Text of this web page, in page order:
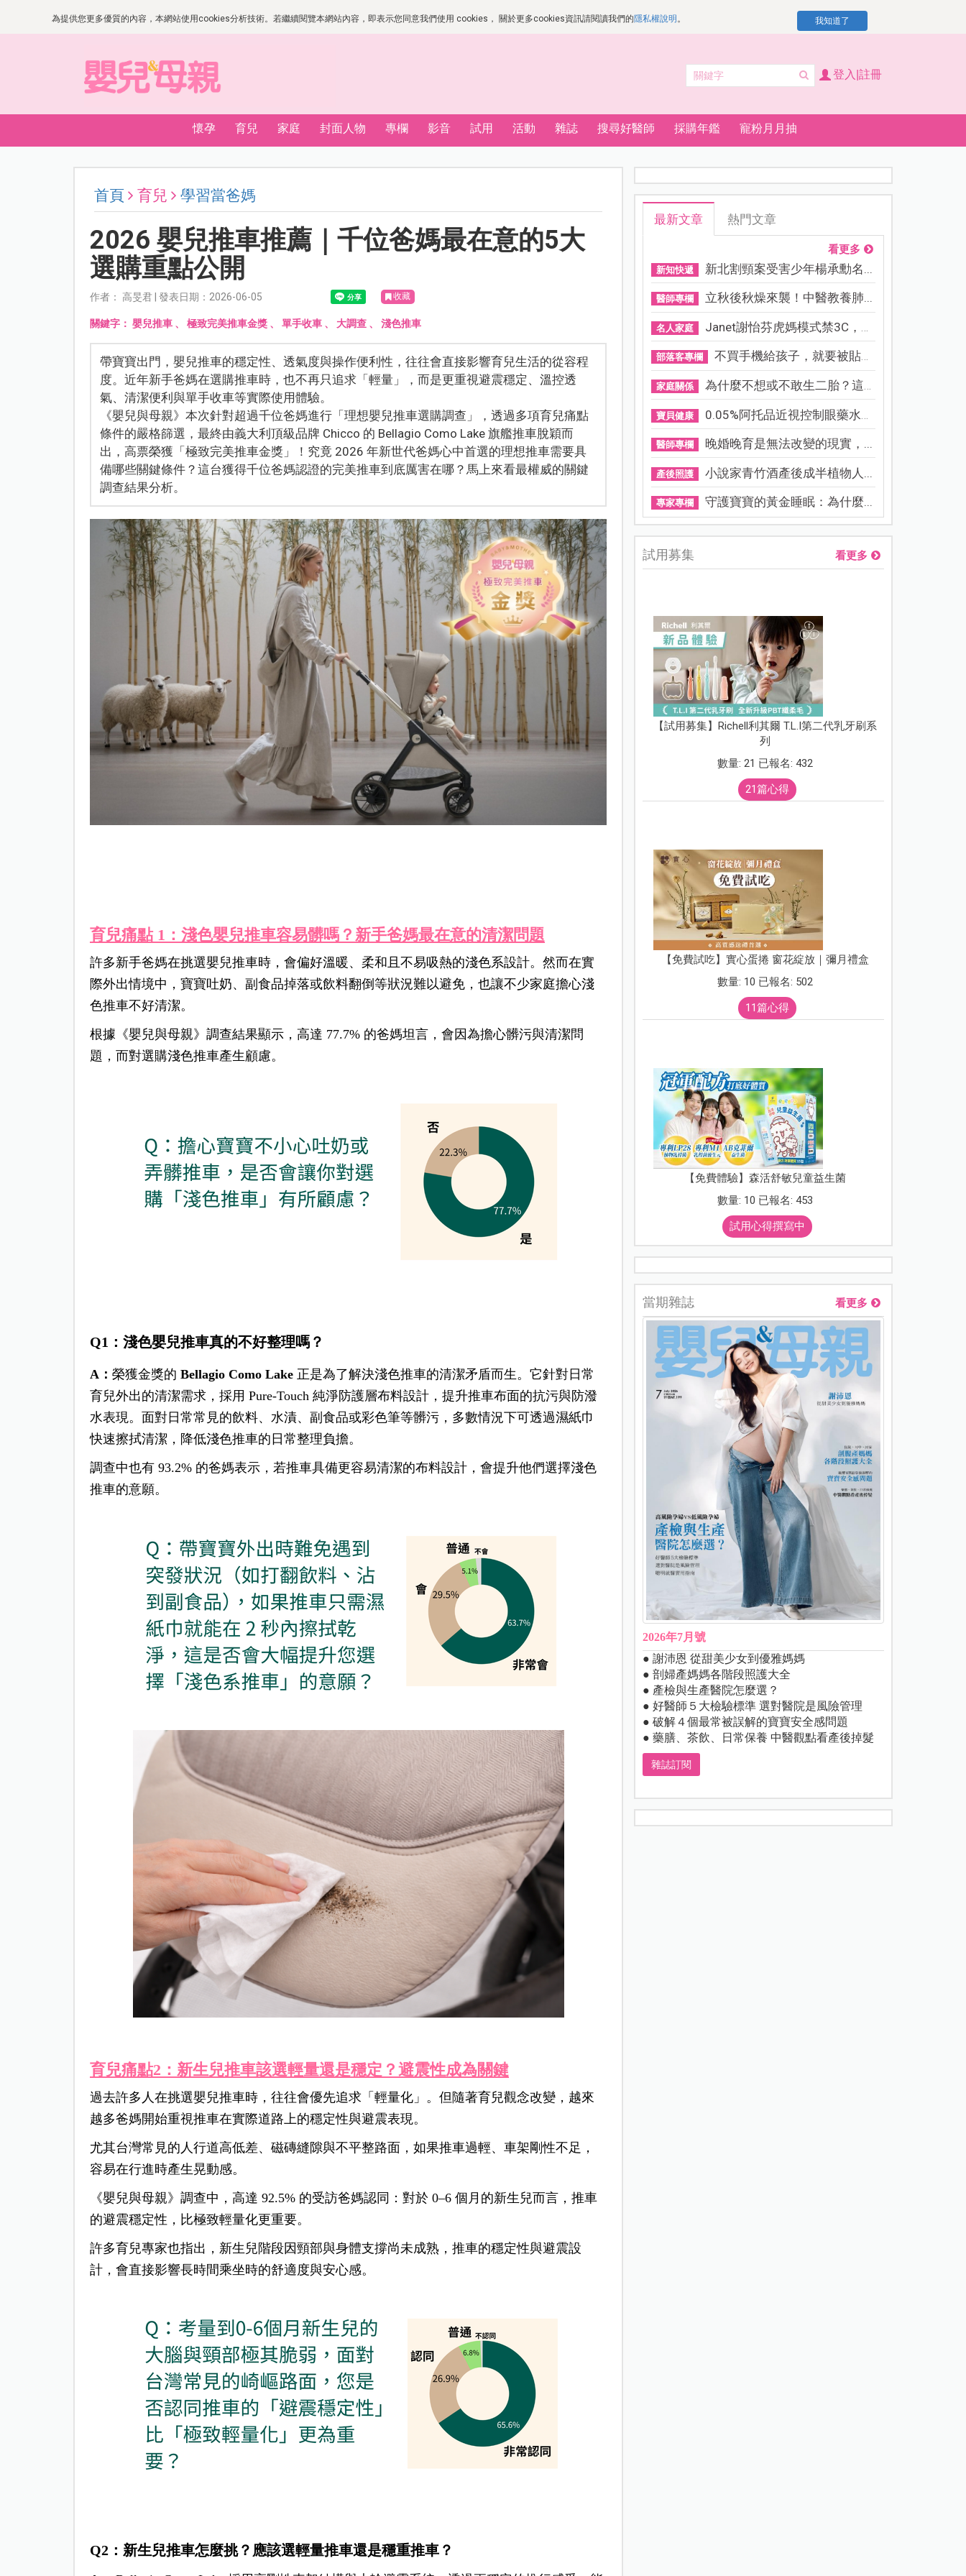
為提供您更多優質的內容，本網站使用cookies分析技術。若繼續閱覽本網站內容，即表示您同意我們使用 cookies， 關於更多cookies資訊請閱讀我們的隱私權說明 。 我知道了
登入|註冊
懷孕 育兒 家庭 封面人物 專欄 影音 試用 活動 雜誌 搜尋好醫師 採購年鑑 寵粉月月抽
首頁 育兒 學習當爸媽
2026 嬰兒推車推薦｜千位爸媽最在意的5大
選購重點公開
作者： 高旻君 | 發表日期：2026-06-05 收藏
關鍵字： 嬰兒推車、 極致完美推車金獎、 單手收車、 大調查、 淺色推車
帶寶寶出門，嬰兒推車的穩定性、透氣度與操作便利性，往往會直接影響育兒生活的從容程
度。近年新手爸媽在選購推車時，也不再只追求「輕量」，而是更重視避震穩定、溫控透
氣、清潔便利與單手收車等實際使用體驗。
《嬰兒與母親》本次針對超過千位爸媽進行「理想嬰兒推車選購調查」，透過多項育兒痛點
條件的嚴格篩選，最終由義大利頂級品牌 Chicco 的 Bellagio Como Lake 旗艦推車脫穎而
出，高票榮獲「極致完美推車金獎」！究竟 2026 年新世代爸媽心中首選的理想推車需要具
備哪些關鍵條件？這台獲得千位爸媽認證的完美推車到底厲害在哪？馬上來看最權威的關鍵
調查結果分析。
育兒痛點 1：淺色嬰兒推車容易髒嗎？新手爸媽最在意的清潔問題
許多新手爸媽在挑選嬰兒推車時，會偏好溫暖、柔和且不易吸熱的淺色系設計。然而在實
際外出情境中，寶寶吐奶、副食品掉落或飲料翻倒等狀況難以避免，也讓不少家庭擔心淺
色推車不好清潔。
根據《嬰兒與母親》調查結果顯示，高達 77.7% 的爸媽坦言，會因為擔心髒污與清潔問
題，而對選購淺色推車產生顧慮。
Q1 ：淺色嬰兒推車真的不好整理嗎？
A： 榮獲金獎的 Bellagio Como Lake正是為了解決淺色推車的清潔矛盾而生。它針對日常
育兒外出的清潔需求，採用 Pure-Touch 純淨防護層布料設計，提升推車布面的抗污與防潑
水表現。面對日常常見的飲料、水漬、副食品或彩色筆等髒污，多數情況下可透過濕紙巾
快速擦拭清潔，降低淺色推車的日常整理負擔。
調查中也有 93.2% 的爸媽表示，若推車具備更容易清潔的布料設計，會提升他們選擇淺色
推車的意願。
育兒痛點2：新生兒推車該選輕量還是穩定？避震性成為關鍵
過去許多人在挑選嬰兒推車時，往往會優先追求「輕量化」。但隨著育兒觀念改變，越來
越多爸媽開始重視推車在實際道路上的穩定性與避震表現。
尤其台灣常見的人行道高低差、磁磚縫隙與不平整路面，如果推車過輕、車架剛性不足，
容易在行進時產生晃動感。
《嬰兒與母親》調查中，高達 92.5% 的受訪爸媽認同：對於 0–6 個月的新生兒而言，推車
的避震穩定性，比極致輕量化更重要。
許多育兒專家也指出，新生兒階段因頸部與身體支撐尚未成熟，推車的穩定性與避震設
計，會直接影響長時間乘坐時的舒適度與安心感。
Q2：新生兒推車怎麼挑？應該選輕量推車還是穩重推車？
最新文章 熱門文章
看更多
新知快遞 新北割頸案受害少年楊承勳名...
醫師專欄 立秋後秋燥來襲！中醫教養肺...
名人家庭 Janet謝怡芬虎媽模式禁3C，看...
部落客專欄 不買手機給孩子，就要被貼「...
家庭關係 為什麼不想或不敢生二胎？這8...
寶貝健康 0.05%阿托品近視控制眼藥水納...
醫師專欄 晚婚晚育是無法改變的現實，...
產後照護 小說家青竹酒產後成半植物人...
專家專欄 守護寶寶的黃金睡眠：為什麼...
試用募集 看更多
【試用募集】Richell利其爾 T.L.I第二代乳牙刷系
列
數量: 21 已報名: 432
21篇心得
【免費試吃】實心蛋捲 窗花綻放｜彌月禮盒
數量: 10 已報名: 502
11篇心得
【免費體驗】森活舒敏兒童益生菌
數量: 10 已報名: 453
試用心得撰寫中
當期雜誌 看更多
2026年7月號
● 謝沛恩 從甜美少女到優雅媽媽
● 剖婦產媽媽各階段照護大全
● 產檢與生產醫院怎麼選？
● 好醫師５大檢驗標準 選對醫院是風險管理
● 破解４個最常被誤解的寶寶安全感問題
● 藥膳、茶飲、日常保養 中醫觀點看產後掉髮
雜誌訂閱